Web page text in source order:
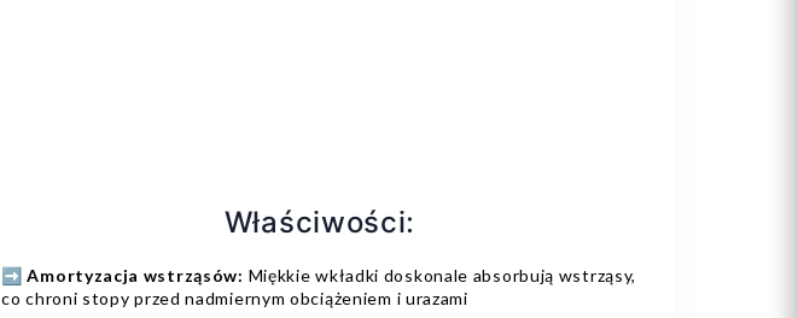
Właściwości:
➡️ Amortyzacja wstrząsów: Miękkie wkładki doskonale absorbują wstrząsy,
co chroni stopy przed nadmiernym obciążeniem i urazami